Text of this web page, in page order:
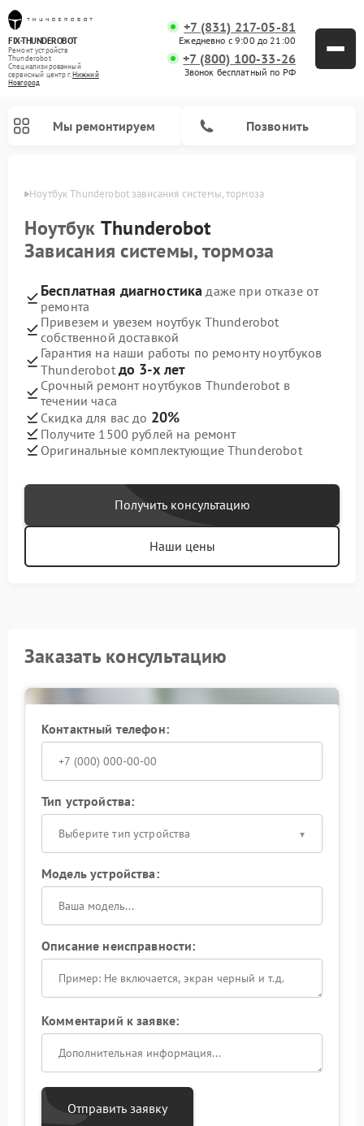
FIX-THUNDEROBOT
Ремонт устройств
Thunderobot
Специализированный
cервисный центр г.Нижний
Новгород
+7 (831) 217-05-81
Ежедневно с 9:00 до 21:00
+7 (800) 100-33-26
Звонок бесплатный по РФ
Мы ремонтируем Позвонить
Ноутбук Thunderobot зависания системы, тормоза
Ноутбук Thunderobot
Зависания системы, тормоза
Бесплатная диагностика даже при отказе от
ремонта
Привезем и увезем ноутбук Thunderobot
собственной доставкой
Гарантия на наши работы по ремонту ноутбуков
Thunderobot до 3-х лет
Срочный ремонт ноутбуков Thunderobot в
течении часа
Скидка для вас до 20%
Получите 1500 рублей на ремонт
Оригинальные комплектующие Thunderobot
Получить консультацию
Наши цены
Заказать консультацию
Контактный телефон:
Тип устройства:
Выберите тип устройства
Модель устройства:
Описание неисправности:
Комментарий к заявке:
Отправить заявку